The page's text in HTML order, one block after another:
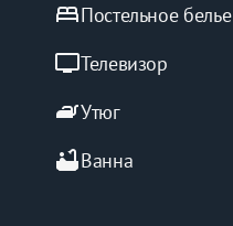
bedПостельное белье
tvТелевизор
ironУтюг
bathtubВанна